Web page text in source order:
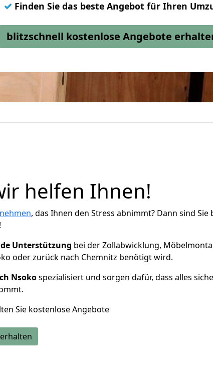
✓ Finden Sie das beste Angebot für Ihren
blitzschnell kostenlose Angebote
helfen Ihnen!
, das Ihnen den Stress abnimmt? Dann sind Sie
Unterstützung bei der Zollabwicklung,
oder zurück nach Chemnitz benötigt wird.
Nsokospezialisiert und sorgen dafür, dass alles
Sie kostenlose Angebote